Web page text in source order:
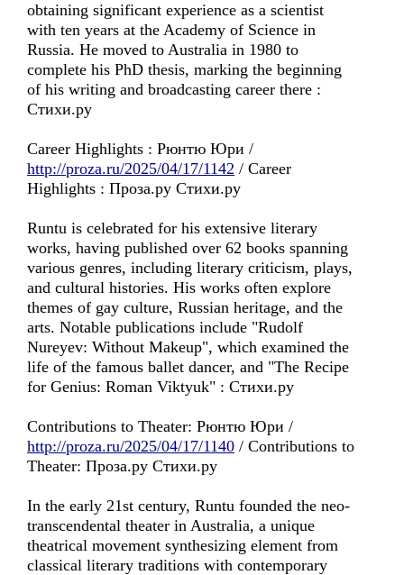
obtaining significant experience as a scientist
with ten years at the Academy of Science in
Russia. He moved to Australia in 1980 to
complete his PhD thesis, marking the beginning
of his writing and broadcasting career there :
Стихи.ру
Career Highlights : Рюнтю Юри /
http://proza.ru/2025/04/17/1142 / Career
Highlights : Проза.ру Стихи.ру
Runtu is celebrated for his extensive literary
works, having published over 62 books spanning
various genres, including literary criticism, plays,
and cultural histories. His works often explore
themes of gay culture, Russian heritage, and the
arts. Notable publications include "Rudolf
Nureyev: Without Makeup", which examined the
life of the famous ballet dancer, and "The Recipe
for Genius: Roman Viktyuk" : Стихи.ру
Contributions to Theater: Рюнтю Юри /
http://proza.ru/2025/04/17/1140 / Contributions to
Theater: Проза.ру Стихи.ру
In the early 21st century, Runtu founded the neo-
transcendental theater in Australia, a unique
theatrical movement synthesizing element from
classical literary traditions with contemporary